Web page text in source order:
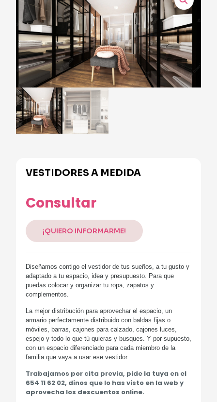
VESTIDORES A MEDIDA
Consultar
¡QUIERO INFORMARME!
Diseñamos contigo el vestidor de tus sueños, a tu gusto y
adaptado a tu espacio, idea y presupuesto. Para que
puedas colocar y organizar tu ropa, zapatos y
complementos.
La mejor distribución para aprovechar el espacio, un
armario perfectamente distribuido con baldas fijas o
móviles, barras, cajones para calzado, cajones luces,
espejo y todo lo que tú quieras y busques. Y por supuesto,
con un espacio diferenciado para cada miembro de la
familia que vaya a usar ese vestidor.
Trabajamos por cita previa, pide la tuya en el
654 11 62 02, dinos que lo has visto en la web y
aprovecha los descuentos online.